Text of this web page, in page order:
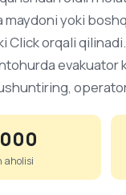
maydoni yoki
Click orqali
evakuator
aholisi